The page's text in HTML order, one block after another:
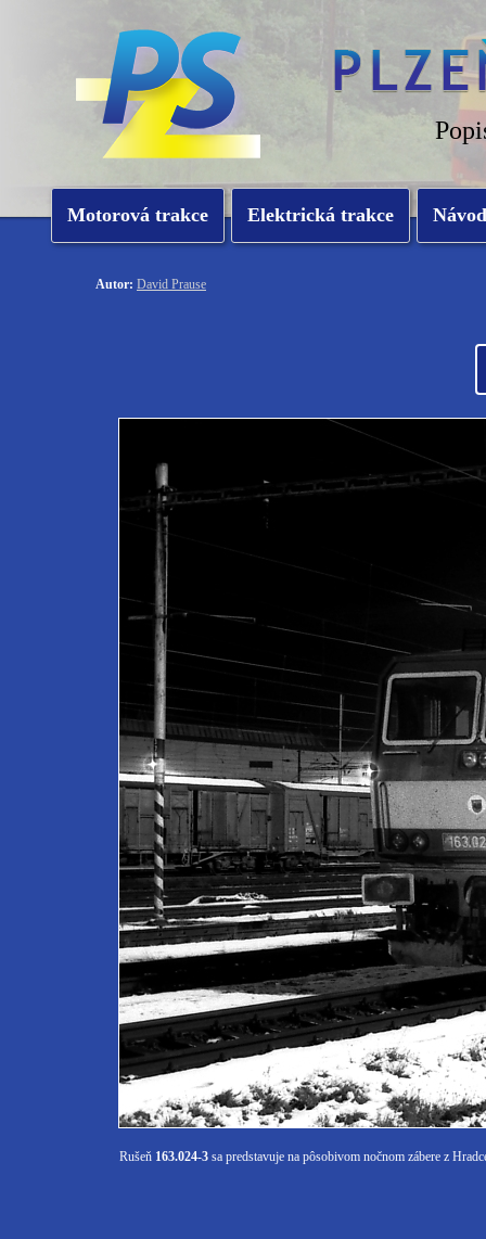
Motorová trakce Elektrická trakce
Autor: David Prause
Rušeň 163.024-3 sa predstavuje na pôsobivom nočnom zábere z